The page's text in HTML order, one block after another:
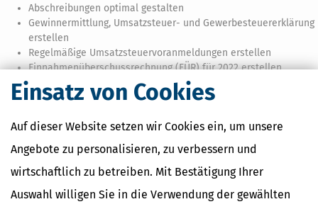
Einsatz von Cookies
Auf dieser Website setzen wir Cookies ein, um unsere
Angebote zu personalisieren, zu verbessern und
wirtschaftlich zu betreiben. Mit Bestätigung Ihrer
Auswahl willigen Sie in die Verwendung der gewählten
Abschreibungen optimal gestalten
Gewinnermittlung, Umsatzsteuer- und Gewerbesteuererklärung
erstellen
Regelmäßige Umsatzsteuervoranmeldungen erstellen
Einnahmenüberschussrechnung (EÜR) für 2022 erstellen
Das Steuerprogramm mit mehr Funktionen für
die einzelnen Schritte Ihrer Steuererklärung. Das Programm findet
automatisch Steuererleichterungen und weist Sie auf fehlende
Sie nicht nur bares Geld, sondern auch wertvolle Zeit und Nerven.